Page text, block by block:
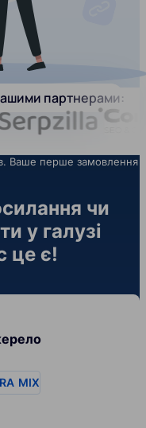
партнерами:
Ваше перше замовлення
чи
у галузі
це є!
MIX